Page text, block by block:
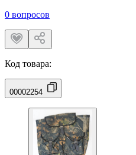
0 вопросов
Код товара:
00002254